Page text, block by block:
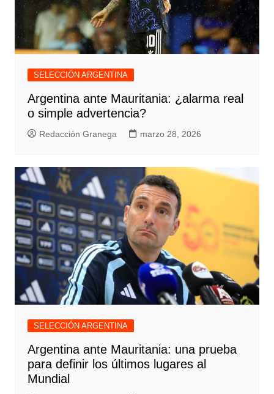
SELECCIÓN ARGENTINA
Argentina ante Mauritania: ¿alarma real
o simple advertencia?
Redacción Granega marzo 28, 2026
SELECCIÓN ARGENTINA
Argentina ante Mauritania: una prueba
para definir los últimos lugares al
Mundial